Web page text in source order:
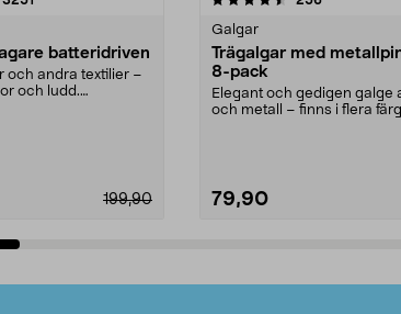
batteridriven
och andra textilier –
och ludd.
199,90
Galgar
Trägalgar med
8-pack
Elegant och gedigen galge
och metall – finns i flera
79,90